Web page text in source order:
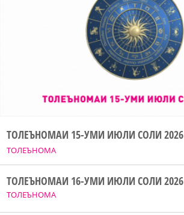
ТОЛЕЪНОМА
ТОЛЕЪНОМАИ 15-УМИ ИЮЛИ СОЛИ 2026
ТОЛЕЪНОМА
ТОЛЕЪНОМАИ 16-УМИ ИЮЛИ СОЛИ 2026